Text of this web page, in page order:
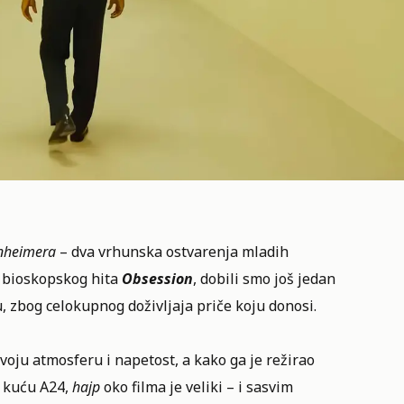
– dva vrhunska ostvarenja mladih
hita Obsession, dobili smo još jedan
celokupnog doživljaja priče koju donosi.
atmosferu i napetost, a kako ga je režirao
A24, hajpoko filma je veliki – i sasvim